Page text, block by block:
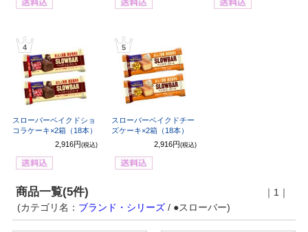
4
スローバーベイクドショ
コラケーキ×2箱（18本）
2,916円 (税込)
5
スローバーベイクドチー
ズケーキ×2箱（18本）
2,916円 (税込)
商品一覧(5件)
｜1｜
(カテゴリ名： ブランド・シリーズ/ ●スローバー)